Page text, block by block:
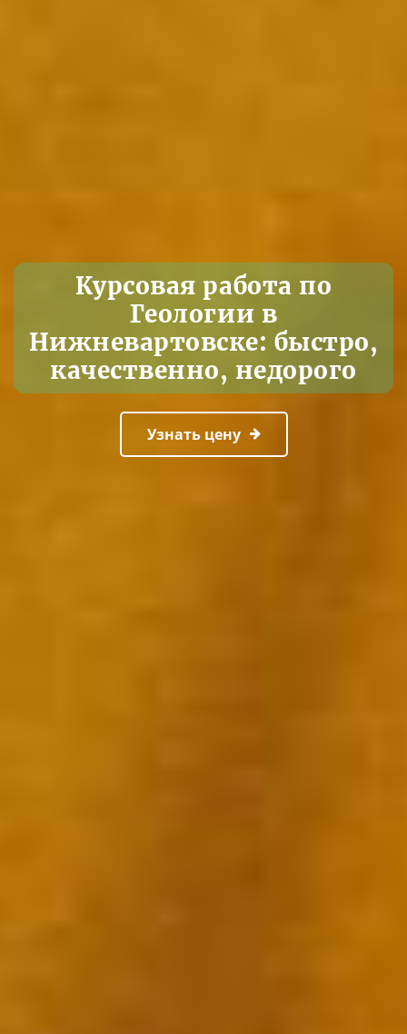
Курсовая работа по
Геологии в
Нижневартовске: быстро,
качественно, недорого
Узнать цену